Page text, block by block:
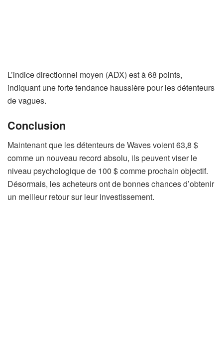
L’indice directionnel moyen (ADX) est à 68 points,
indiquant une forte tendance haussière pour les détenteurs
de vagues.
Conclusion
Maintenant que les détenteurs de Waves voient 63,8 $
comme un nouveau record absolu, ils peuvent viser le
niveau psychologique de 100 $ comme prochain objectif.
Désormais, les acheteurs ont de bonnes chances d’obtenir
un meilleur retour sur leur investissement.